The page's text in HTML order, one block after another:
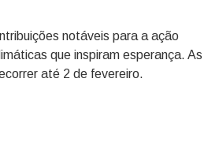
notáveis para a ação
que inspiram esperança. As
até 2 de fevereiro.